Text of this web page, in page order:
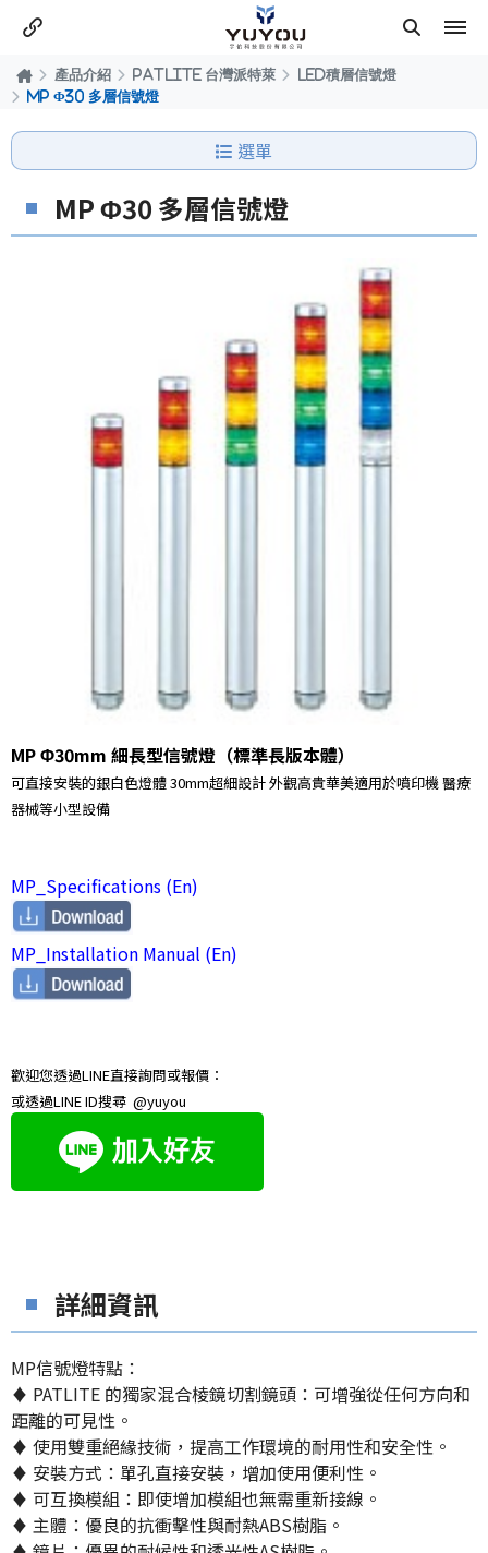
產品介紹 PATLITE 台灣派特萊
LED積層信號燈
MP Φ30 多層信號燈
選單
MP Φ30 多層信號燈
MP Φ30mm 細長型信號燈（標準長版本體）
可直接安裝的銀白色燈體 30mm超細設計 外觀高貴華美適用於噴印機 醫療
器械等小型設備
MP_Specifications (En)
MP_Installation Manual (En)
歡迎您透過LINE直接詢問或報價：
或透過LINE ID搜尋 @yuyou
詳細資訊
MP信號燈特點：
♦ PATLITE 的獨家混合棱鏡切割鏡頭：可增強從任何方向和
距離的可見性。
​♦ 使用雙重絕緣技術，提高工作環境的耐用性和安全性。
​♦ 安裝方式：單孔直接安裝，增加使用便利性。
​♦ 可互換模組：即使增加模組也無需重新接線。
​♦ 主體：優良的抗衝擊性與耐熱ABS樹脂。